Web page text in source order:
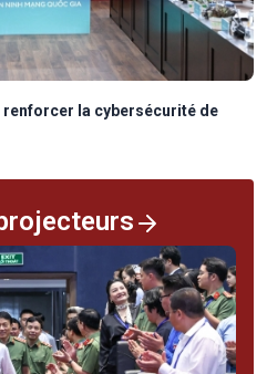
renforcer la cybersécurité de